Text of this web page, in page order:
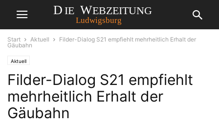
Start Aktuell
Filder-Dialog S21 empfiehlt mehrheitlich Erhalt der
Gäubahn
Aktuell
Filder-Dialog S21 empfiehlt
mehrheitlich Erhalt der
Gäubahn